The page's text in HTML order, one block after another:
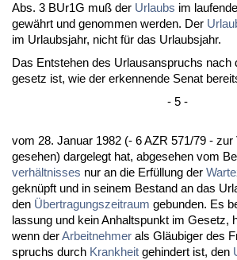
Abs. 3 BUr1G muß der Ur­laubs im
gewährt und ge­nom­men wer­den. Der
im Ur­laubs­jahr, nicht für das Ur­laubs­jahr.
Das Ent­ste­hen des Ur­laus­an­spruchs
ge­setz ist, wie der er­ken­nen­de Se­nat
- 5 -
vom 28. Ja­nu­ar 1982 (- 6 AZR 571/79 -
ge­se­hen) dar­ge­legt hat, ab­ge­se­hen vom
verhält­nis­ses nur an die Erfüllung der
ge­knüpft und in sei­nem Be­stand an das
den Über­tra­gungs­zeit­raum ge­bun­den. Es
las­sung und kein An­halts­punkt im Ge­setz,
wenn derAr­beit­neh­mer als Gläubi­ger des
spruchs durch Krank­heit ge­hin­dert ist, den